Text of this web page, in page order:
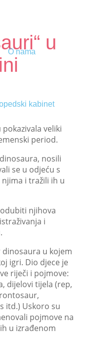
O nama
kabinet
u
pokazivala veliki
period.
nosili
se u odjeću s
i tražili ih u
njihova
i
u kojem
igri. Dio djece je
riječi i pojmove:
dijelovi tijela (rep,
itd.) Uskoro su
pojmove na
u izrađenom